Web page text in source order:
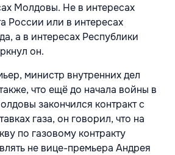
Молдовы. Не в интересах
России или в интересах
а в интересах Республики
он.
министр внутренних дел
что ещё до начала войны в
закончился контракт с
газа, он говорил, что на
по газовому контракту
не вице-премьера Андрея